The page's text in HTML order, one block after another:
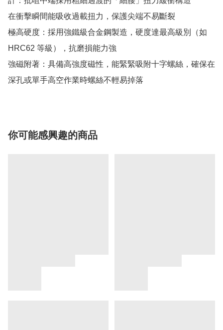
在衝擊瞬間能吸收過載扭力，保護尖端不易斷裂
極高硬度：採用強鐵級合金鋼製造，硬度達最高級別（如
HRC62 等級），抗磨損能力強
強磁附著：具備高強度磁性，能緊緊吸附十字螺絲，確保在
深孔或單手高空作業時螺絲不輕易掉落
你可能感興趣的商品